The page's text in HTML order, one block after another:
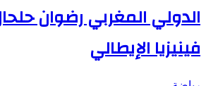
الدولي المغربي رضوان
فينيزيا الإيطالي